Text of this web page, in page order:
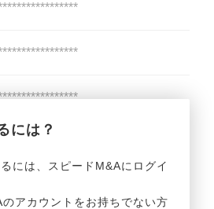
には？
には、スピードM&Aにログイ
アカウントをお持ちでない方